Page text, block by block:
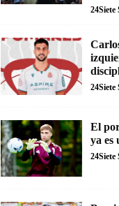
24Siete
24Siete
El
ya es
24Siete